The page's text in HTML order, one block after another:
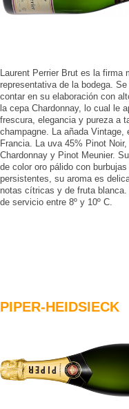
Laurent Perrier Brut es la firma
representativa de la bodega.
contar en su elaboración con
la cepa Chardonnay, lo cual le
frescura, elegancia y pureza a
champagne. La añada Vintage,
Francia. La uva 45% Pinot Noir,
Chardonnay y Pinot Meunier.
de color oro pálido con
persistentes, su aroma es
notas cítricas y de fruta blanca.
de servicio entre 8º y 10º C.
PIPER-HEIDSIECK